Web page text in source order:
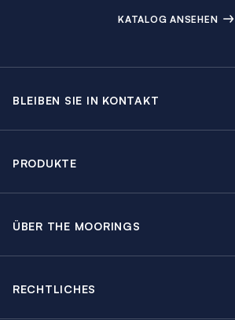
KATALOG ANSEHEN
BLEIBEN SIE IN KONTAKT
The Moorings Revierführer
PRODUKTE
Yachtcharter mit Skipper
ÜBER THE MOORINGS
RECHTLICHES